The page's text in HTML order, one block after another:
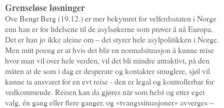
Grenseløse løsninger
Ove Bengt Berg (19.12.) er mer bekymret for velferdsstaten i Norge
enn han er for lidelsene til de asylsøkerne som prøver å nå Europa.
Det er han jo ikke aleine om – det styrer hele asylpolitikken i Norge.
Men mitt poeng er at hvis det blir en normalsituasjon å kunne reise
hvor man vil over hele verden, vil det bli mindre attraktivt, på den
måten at de som i dag er desperate og kontakter smuglere, sjøl vil
kunne ta ansvaret for en evt reise - den er legal og kontrollerbar for
vedkommende. Reisen kan da gjøres når som helst og etter eget
valg, én gang eller flere ganger, og «tvangssituasjoner» avverges –